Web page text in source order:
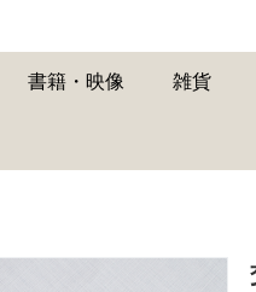
書籍・映像 雑貨